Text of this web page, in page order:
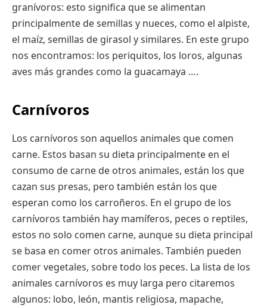
granívoros: esto significa que se alimentan
principalmente de semillas y nueces, como el alpiste,
el maíz, semillas de girasol y similares. En este grupo
nos encontramos: los periquitos, los loros, algunas
aves más grandes como la guacamaya ….
Carnívoros
Los carnívoros son aquellos animales que comen
carne. Estos basan su dieta principalmente en el
consumo de carne de otros animales, están los que
cazan sus presas, pero también están los que
esperan como los carroñeros. En el grupo de los
carnívoros también hay mamíferos, peces o reptiles,
estos no solo comen carne, aunque su dieta principal
se basa en comer otros animales. También pueden
comer vegetales, sobre todo los peces. La lista de los
animales carnívoros es muy larga pero citaremos
algunos: lobo, león, mantis religiosa, mapache,